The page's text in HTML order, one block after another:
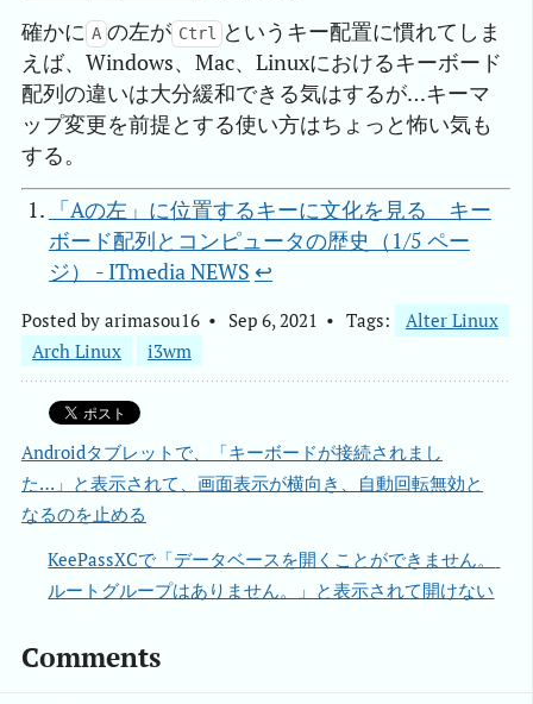
確かに A の左が Ctrl というキー配置に慣れてしま
えば、Windows、Mac、Linuxにおけるキーボード
配列の違いは大分緩和できる気はするが…キーマ
ップ変更を前提とする使い方はちょっと怖い気も
する。
「Aの左」に位置するキーに文化を見る　キー
ボード配列とコンピュータの歴史（1/5 ペー
ジ） - ITmedia NEWS ↩︎
Posted by arimasou16 Sep 6, 2021 Tags:
Alter Linux
Arch Linux
i3wm
Androidタブレットで、「キーボードが接続されまし
た…」と表示されて、画面表示が横向き、自動回転無効と
なるのを止める
KeePassXCで「データベースを開くことができません。
ルートグループはありません。」と表示されて開けない
Comments